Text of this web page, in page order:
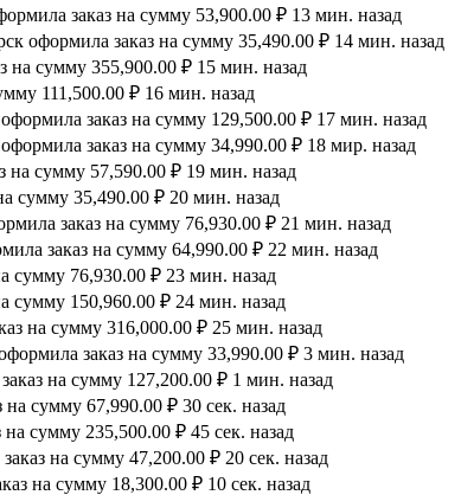
заказ на сумму 53,900.00 ₽ 13 мин. назад
оформила заказ на сумму 35,490.00 ₽ 14 мин. назад
сумму 355,900.00 ₽ 15 мин. назад
111,500.00 ₽ 16 мин. назад
заказ на сумму 129,500.00 ₽ 17 мин. назад
заказ на сумму 34,990.00 ₽ 18 мир. назад
на сумму 57,590.00 ₽ 19 мин. назад
сумму 35,490.00 ₽ 20 мин. назад
заказ на сумму 76,930.00 ₽ 21 мин. назад
заказ на сумму 64,990.00 ₽ 22 мин. назад
сумму 76,930.00 ₽ 23 мин. назад
сумму 150,960.00 ₽ 24 мин. назад
на сумму 316,000.00 ₽ 25 мин. назад
заказ на сумму 33,990.00 ₽ 3 мин. назад
на сумму 127,200.00 ₽ 1 мин. назад
сумму 67,990.00 ₽ 30 сек. назад
сумму 235,500.00 ₽ 45 сек. назад
на сумму 47,200.00 ₽ 20 сек. назад
на сумму 18,300.00 ₽ 10 сек. назад